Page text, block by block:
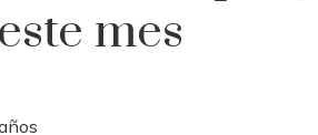
mes